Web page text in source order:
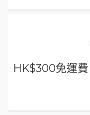
HK$300免運費